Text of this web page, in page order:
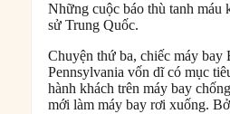
Những cuộc báo thù tanh máu
sử Trung Quốc.
Chuyện thứ ba, chiếc máy
Pennsylvania vốn dĩ có mục
hành khách trên máy bay
mới làm máy bay rơi xuống.